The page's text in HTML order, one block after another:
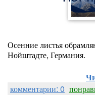
Осенние листья
Нойштадте, Германия.
комментарии: 0